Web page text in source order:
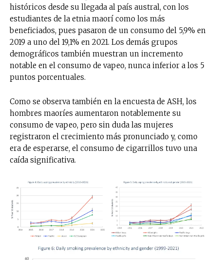
históricos desde su llegada al país austral, con los
estudiantes de la etnia maorí como los más
beneficiados, pues pasaron de un consumo del 5,9% en
2019 a uno del 19,1% en 2021. Los demás grupos
demográficos también muestran un incremento
notable en el consumo de vapeo, nunca inferior a los 5
puntos porcentuales.
Como se observa también en la encuesta de ASH, los
hombres maoríes aumentaron notablemente su
consumo de vapeo, pero sin duda las mujeres
registraron el crecimiento más pronunciado y, como
era de esperarse, el consumo de cigarrillos tuvo una
caída significativa.